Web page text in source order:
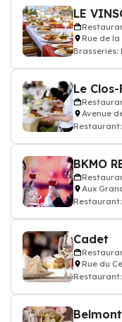
LE
Rue de la
Le
Avenue
BKMO
Aux
Cadet
Rue du